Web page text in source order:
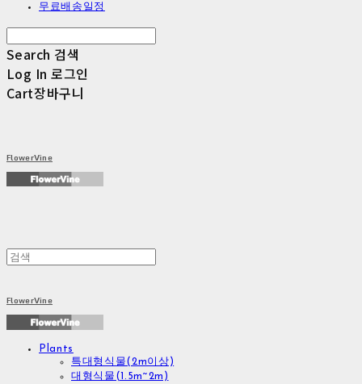
무료배송일정
Search 검색
Log In 로그인
Cart장바구니
FlowerVine
FlowerVine
Plants
특대형식물(2m이상)
대형식물(1.5m~2m)